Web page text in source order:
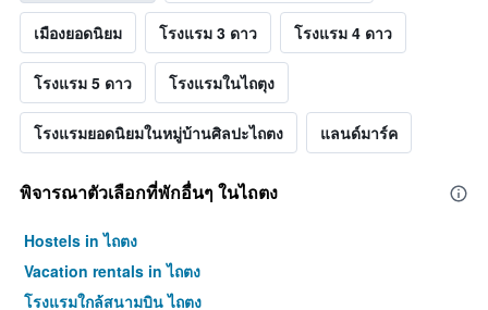
เมืองยอดนิยม โรงแรม 3 ดาว โรงแรม 4 ดาว
โรงแรม 5 ดาว โรงแรมในไถตุง
โรงแรมยอดนิยมในหมู่บ้านศิลปะไถตง แลนด์มาร์ค
พิจารณาตัวเลือกที่พักอื่นๆ ในไถตง
Hostels in ไถตง
Vacation rentals in ไถตง
โรงแรมใกล้สนามบิน ไถตง